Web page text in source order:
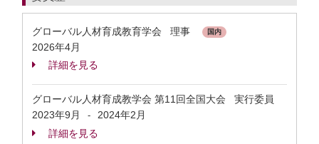
グローバル人材育成教育学会 理事 国内
2026年4月
詳細を見る
グローバル人材育成教学会 第11回全国大会 実行委員
2023年9月
-
2024年2月
詳細を見る